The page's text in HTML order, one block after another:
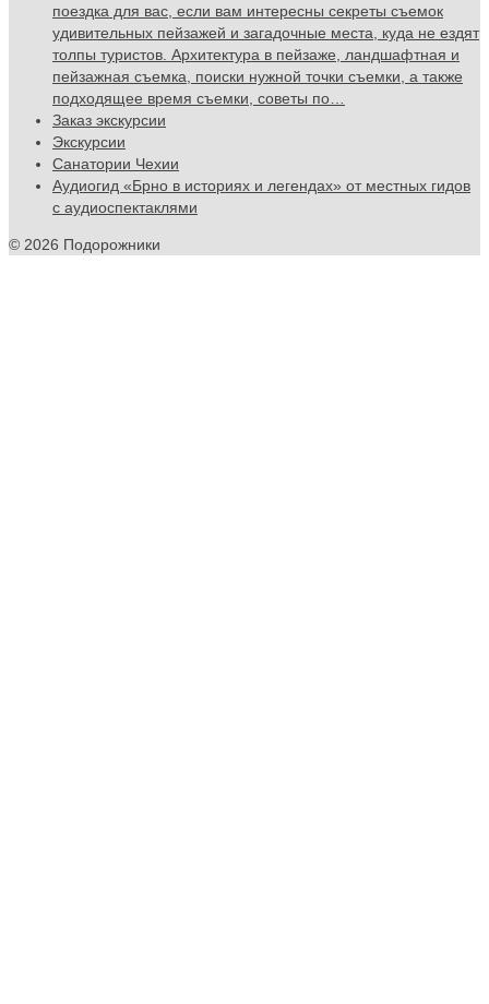
поездка для вас, если вам интересны секреты съемок
удивительных пейзажей и загадочные места, куда не ездят
толпы туристов. Архитектура в пейзаже, ландшафтная и
пейзажная съемка, поиски нужной точки съемки, а также
подходящее время съемки, советы по…
Заказ экскурсии
Экскурсии
Санатории Чехии
Аудиогид «Брно в историях и легендах» от местных гидов
с аудиоспектаклями
© 2026 Подорожники